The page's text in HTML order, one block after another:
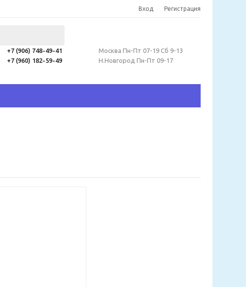
Вход Регистрация
+7 (906) 748-49-41
+7 (960) 182-59-49
Москва Пн-Пт 07-19 Сб 9-13
Н.Новгород Пн-Пт 09-17